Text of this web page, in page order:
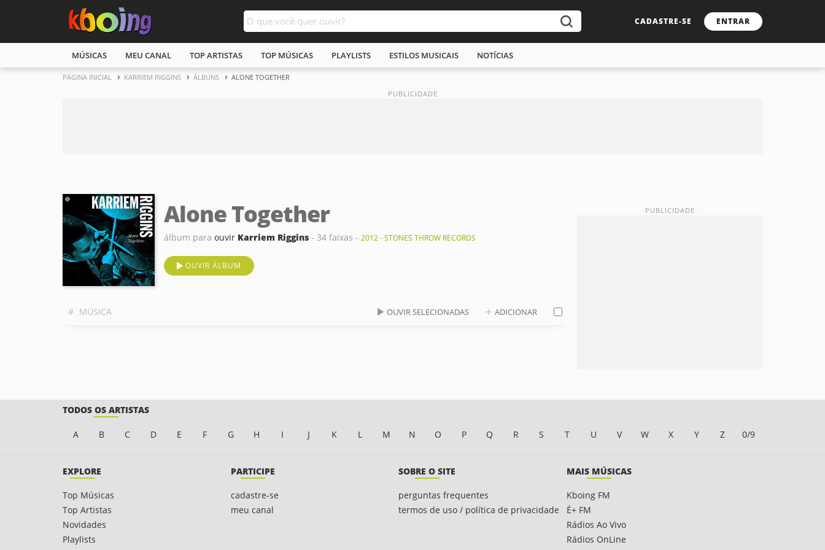
CADASTRE-SE ENTRAR
MÚSICAS MEU CANAL TOP ARTISTAS TOP MÚSICAS PLAYLISTS ESTILOS MUSICAIS NOTÍCIAS
PÁGINA INICIAL KARRIEM RIGGINS ÁLBUNS ALONE TOGETHER
Alone Together
álbum para ouvir Karriem Riggins - 34 faixas - 2012 - STONES THROW RECORDS
OUVIR ÁLBUM
# MÚSICA OUVIR SELECIONADAS ADICIONAR
TODOS OS ARTISTAS
A B C D E F G H I J K L M N O P Q R S T U V W X Y Z 0/9
EXPLORE
Top Músicas
Top Artistas
Novidades
Playlists
PARTICIPE
cadastre-se
meu canal
SOBRE O SITE
perguntas frequentes
termos de uso / política de privacidade
MAIS MÚSICAS
Kboing FM
É+ FM
Rádios Ao Vivo
Rádios OnLine